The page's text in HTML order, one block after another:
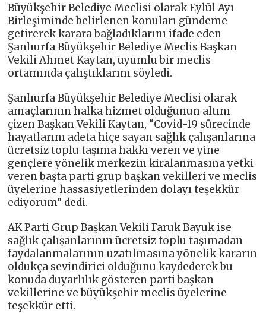
Büyükşehir Belediye Meclisi olarak Eylül Ayı
Birleşiminde belirlenen konuları gündeme
getirerek karara bağladıklarını ifade eden
Şanlıurfa Büyükşehir Belediye Meclis Başkan
Vekili Ahmet Kaytan, uyumlu bir meclis
ortamında çalıştıklarını söyledi.
Şanlıurfa Büyükşehir Belediye Meclisi olarak
amaçlarının halka hizmet olduğunun altını
çizen Başkan Vekili Kaytan, “Covid-19 sürecinde
hayatlarını adeta hiçe sayan sağlık çalışanlarına
ücretsiz toplu taşıma hakkı veren ve yine
gençlere yönelik merkezin kiralanmasına yetki
veren başta parti grup başkan vekilleri ve meclis
üyelerine hassasiyetlerinden dolayı teşekkür
ediyorum” dedi.
AK Parti Grup Başkan Vekili Faruk Bayuk ise
sağlık çalışanlarının ücretsiz toplu taşımadan
faydalanmalarının uzatılmasına yönelik kararın
oldukça sevindirici olduğunu kaydederek bu
konuda duyarlılık gösteren parti başkan
vekillerine ve büyükşehir meclis üyelerine
teşekkür etti.